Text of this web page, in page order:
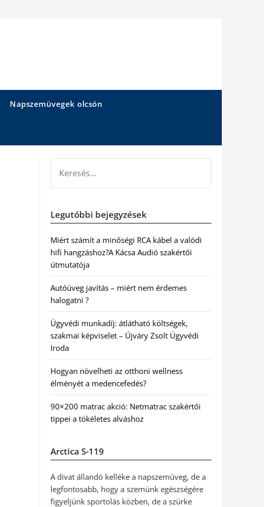
Napszemüvegek olcsón
Legutóbbi bejegyzések
Miért számít a minőségi RCA kábel a valódi
hifi hangzáshoz?A Kácsa Audió szakértői
útmutatója
Autóüveg javítás – miért nem érdemes
halogatni ?
Ügyvédi munkadíj: átlátható költségek,
szakmai képviselet – Újváry Zsolt Ügyvédi
Iroda
Hogyan növelheti az otthoni wellness
élményét a medencefedés?
90×200 matrac akció: Netmatrac szakértői
tippei a tökéletes alváshoz
Arctica S-119
A divat állandó kelléke a napszemüveg, de a
legfontosabb, hogy a szemünk egészségére
figyeljünk sportolás közben, de a szürke